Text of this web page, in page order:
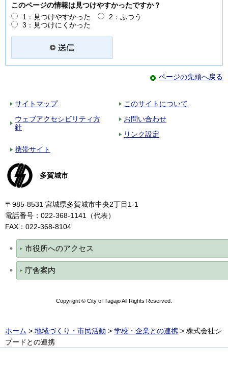
このページの情報は見つけやすかったですか？
1：見つけやすかった
2：ふつう
3：見つけにくかった
ページの先頭へ戻る
サイトマップ
このサイトについて
ウェブアクセシビリティ方
針
お問い合わせ
リンク設定
携帯サイト
多賀城市
〒985-8531 宮城県多賀城市中央2丁目1-1
電話番号：022-368-1141（代表）
FAX：022-368-8104
市役所へのアクセス
庁舎案内
Copyright © City of Tagajo All Rights Reserved.
ホーム > 地域づくり・市民活動 > 学校・企業との連携 > 株式会社シ
プードとの連携